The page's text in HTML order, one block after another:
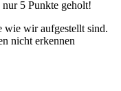
5 Punkte geholt!
wie wir aufgestellt sind.
nicht erkennen